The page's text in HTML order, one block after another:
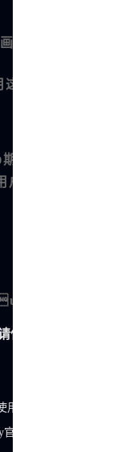
真的是我的创作
个工具让我爱上
现的宝藏工具
体验，我相信它
中文版
保留链接: https://
用体验与探索之旅
方中文版的无障碍体验